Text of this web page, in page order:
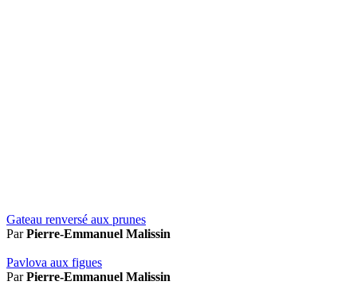
Gateau renversé aux prunes
ParPierre-Emmanuel Malissin
Pavlova aux figues
ParPierre-Emmanuel Malissin